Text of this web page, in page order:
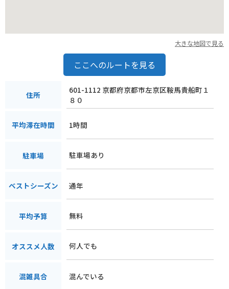
大きな地図で見る
ここへのルートを見る
住所
601-1112 京都府京都市左京区鞍馬貴船町１
８０
平均滞在時間 1時間
駐車場 駐車場あり
ベストシーズン 通年
平均予算 無料
オススメ人数 何人でも
混雑具合 混んでいる